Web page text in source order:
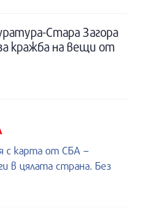
Стара Загора
кражба на вещи от
с карта от СБА –
в цялата страна. Без